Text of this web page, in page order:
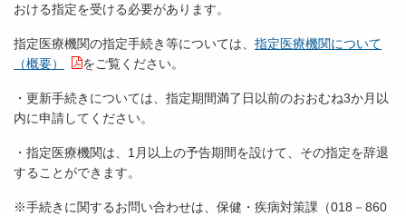
おける指定を受ける必要があります。
指定医療機関の指定手続き等については、 指定医療機関について
（概要）
をご覧ください。
・更新手続きについては、指定期間満了日以前のおおむね3か月以
内に申請してください。
・指定医療機関は、1月以上の予告期間を設けて、その指定を辞退
することができます。
※手続きに関するお問い合わせは、保健・疾病対策課（018－860